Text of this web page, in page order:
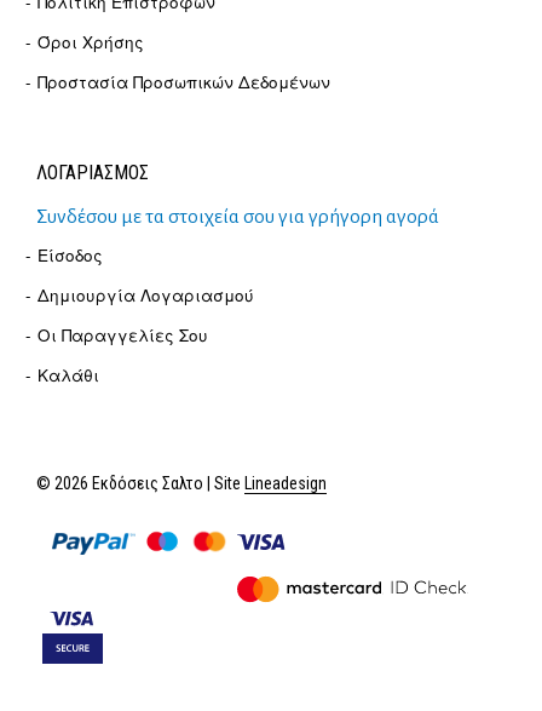
Όροι Χρήσης
Προστασία Προσωπικών Δεδομένων
ΛΟΓΑΡΙΑΣΜΟΣ
Συνδέσου με τα στοιχεία σου για γρήγορη αγορά
Είσοδος
Δημιουργία Λογαριασμού
Οι Παραγγελίες Σου
Καλάθι
© 2026 Εκδόσεις Σαλτο | Site Lineadesign